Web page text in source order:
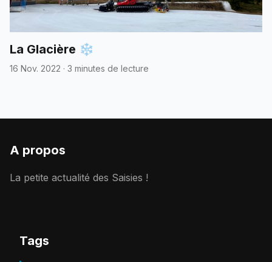
La Glacière ❄️
16 Nov. 2022 · 3 minutes de lecture
A propos
La petite actualité des Saisies !
Tags